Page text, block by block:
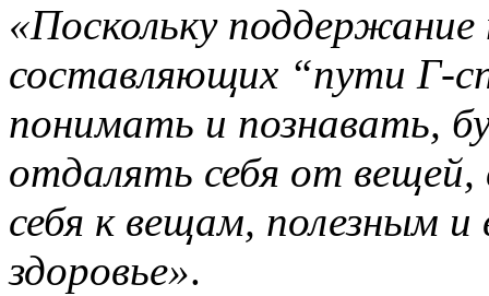
«Поскольку
составляющих “пути Г-
понимать и познавать,
отдалять себя от вещей,
себя к вещам, полезным
здоровье».